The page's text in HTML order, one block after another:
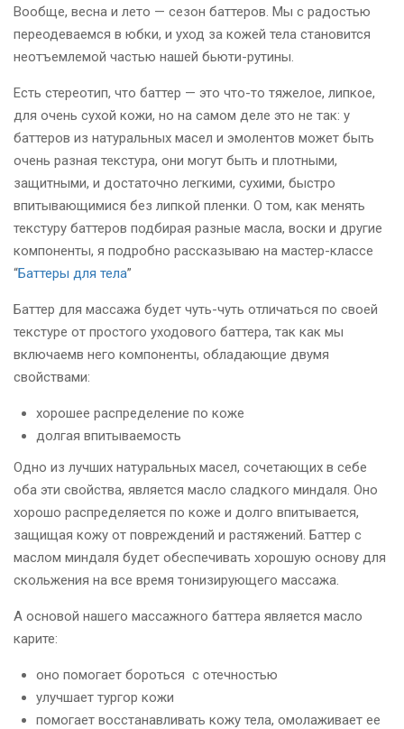
Вообще, весна и лето — сезон баттеров. Мы с радостью
переодеваемся в юбки, и уход за кожей тела становится
неотъемлемой частью нашей бьюти-рутины.
Есть стереотип, что баттер — это что-то тяжелое, липкое,
для очень сухой кожи, но на самом деле это не так: у
баттеров из натуральных масел и эмолентов может быть
очень разная текстура, они могут быть и плотными,
защитными, и достаточно легкими, сухими, быстро
впитывающимися без липкой пленки. О том, как менять
текстуру баттеров подбирая разные масла, воски и другие
компоненты, я подробно рассказываю на мастер-классе
“Баттеры для тела”
Баттер для массажа будет чуть-чуть отличаться по своей
текстуре от простого уходового баттера, так как мы
включаемв него компоненты, обладающие двумя
свойствами:
хорошее распределение по коже
долгая впитываемость
Одно из лучших натуральных масел, сочетающих в себе
оба эти свойства, является масло сладкого миндаля. Оно
хорошо распределяется по коже и долго впитывается,
защищая кожу от повреждений и растяжений. Баттер с
маслом миндаля будет обеспечивать хорошую основу для
скольжения на все время тонизирующего массажа.
А основой нашего массажного баттера является масло
карите:
оно помогает бороться с отечностью
улучшает тургор кожи
помогает восстанавливать кожу тела, омолаживает ее